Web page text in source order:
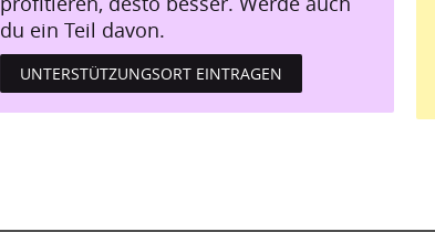
du ein Teil davon.
UNTERSTÜTZUNGSORT EINTRAGEN